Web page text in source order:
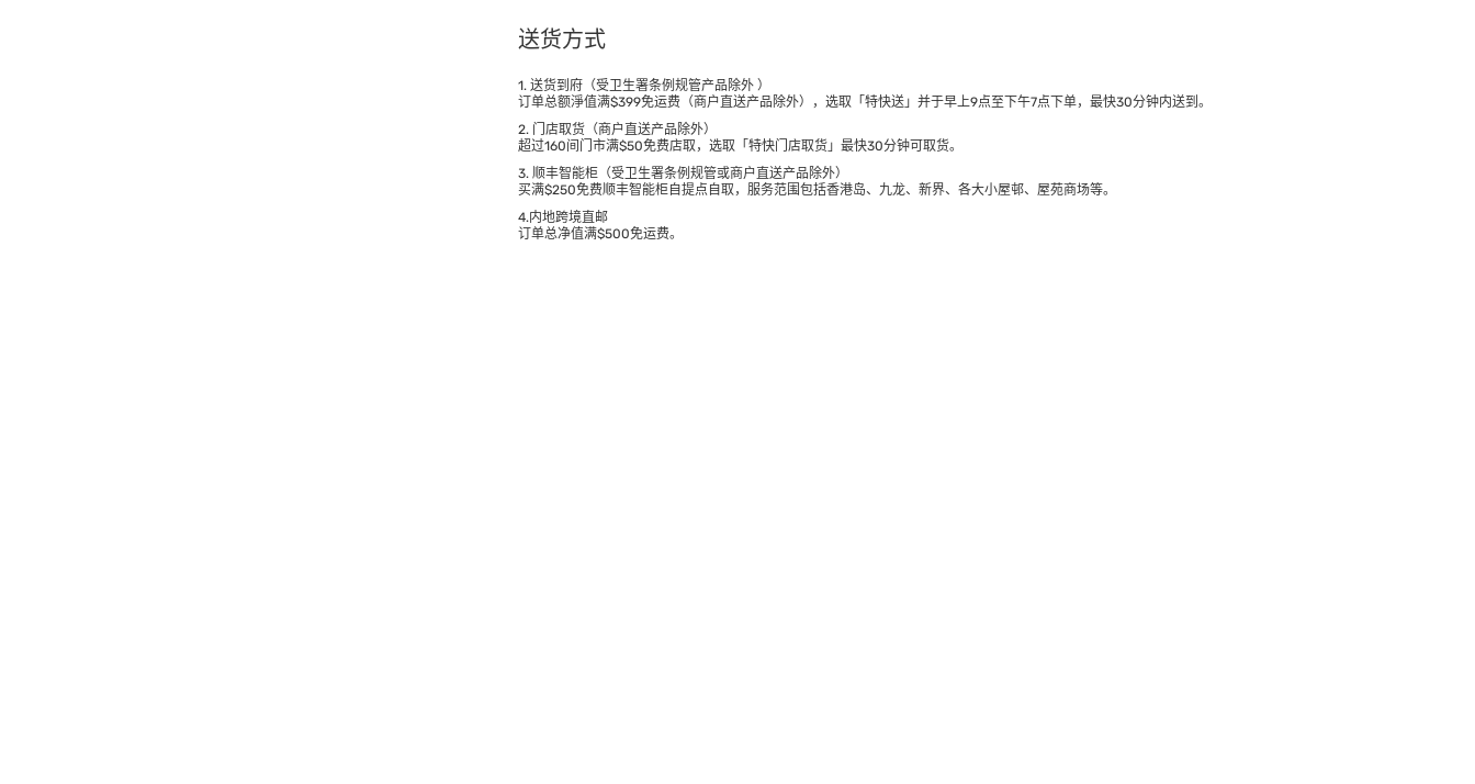
送货方式
1. 送货到府（受卫生署条例规管产品除外 ）
订单总额淨值满$399免运费（商户直送产品除外），选取「特快送」并于早上9点至下午7点下单，最快30分钟内送到​。
2. 门店取货（商户直送产品除外）
超过160间门市满$50免费店取，选取「特快门店取货」最快30分钟可取货。
3. 顺丰智能柜（受卫生署条例规管或商户直送产品除外）
买满$250免费顺丰智能柜自提点自取，服务范围包括香港岛、九龙、新界、各大小屋邨、屋苑商场等。
4.内地跨境直邮
订单总净值满$500免运费。